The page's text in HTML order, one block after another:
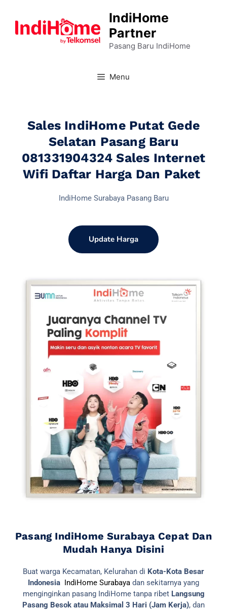
IndiHome
Partner
Pasang Baru IndiHome
Menu
Sales IndiHome Putat Gede
Selatan Pasang Baru
081331904324 Sales Internet
Wifi Daftar Harga Dan Paket
IndiHome Surabaya Pasang Baru
Update Harga
Pasang IndiHome Surabaya Cepat Dan
Mudah Hanya Disini
Buat warga Kecamatan, Kelurahan di Kota-Kota Besar
Indonesia
IndiHome Surabaya dan sekitarnya yang
menginginkan pasang IndiHome tanpa ribet Langsung
Pasang Besok atau Maksimal 3 Hari (Jam Kerja), dan